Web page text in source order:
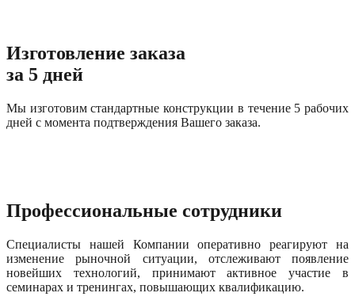
Изготовление заказа
за 5 дней
Мы изготовим стандартные конструкции в течение 5 рабочих
дней с момента подтверждения Вашего заказа.
Профессиональные сотрудники
Специалисты нашей Компании оперативно реагируют на
изменение рыночной ситуации, отслеживают появление
новейших технологий, принимают активное участие в
семинарах и тренингах, повышающих квалификацию.